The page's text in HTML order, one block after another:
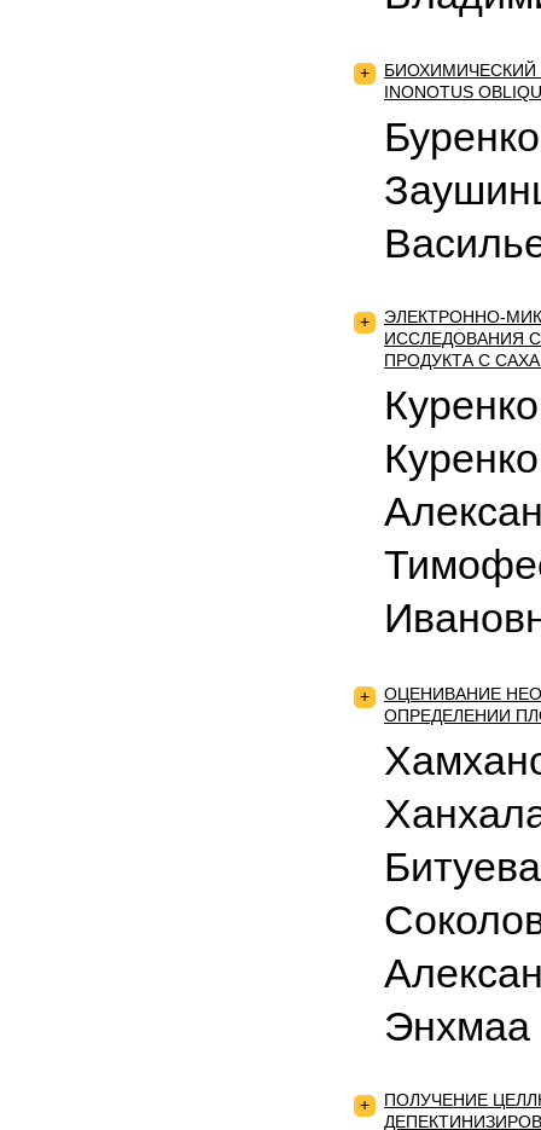
+
БИОХИМИЧЕСКИЙ
INONOTUS
+
ЭЛЕКТРОННО-
ИССЛЕДОВАНИЯ
ПРОДУКТА С
+
ОЦЕНИВАНИЕ
ОПРЕДЕЛЕНИИ
Энхмаа
+
ПОЛУЧЕНИЕ